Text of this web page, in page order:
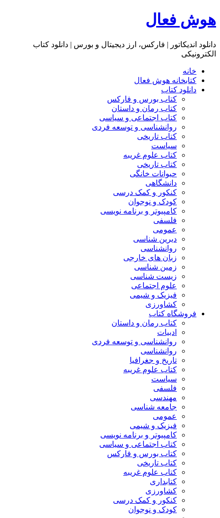
هوش فعال
دانلود اندیکاتور | فارکس، ارز دیجیتال و بورس | دانلود کتاب
الکترونیکی
خانه
کتابخانه هوش فعال
دانلود کتاب
کتاب بورس و فارکس
کتاب رمان و داستان
کتاب اجتماعی و سیاسی
روانشناسی و توسعه فردی
کتاب تاریخی
سیاست
کتاب علوم غریبه
کتاب تاریخی
حیوانات خانگی
دانشگاهی
کنکور و کمک‌ درسی
کودک و نوجوان
کامپیوتر و برنامه نویسی
فلسفی
عمومی
دیرین شناسی
روانشناسی
زبان های خارجی
زمین شناسی
زیست شناسی
علوم اجتماعی
فیزیک و شیمی
کشاورزی
فروشگاه کتاب
کتاب رمان و داستان
ادبیات
روانشناسی و توسعه فردی
روانشناسی
تاریخ و جغرافیا
کتاب علوم غریبه
سیاست
فلسفی
مهندسی
جامعه شناسی
عمومی
فیزیک و شیمی
کامپیوتر و برنامه نویسی
کتاب اجتماعی و سیاسی
کتاب بورس و فارکس
کتاب تاریخی
کتاب علوم غریبه
کتابداری
کشاورزی
کنکور و کمک‌ درسی
کودک و نوجوان